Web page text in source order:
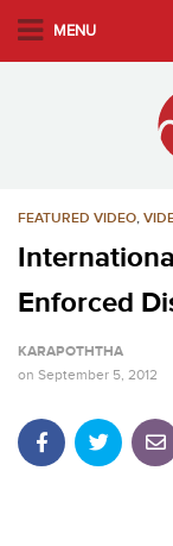
MENU
FEATURED VIDEO,
Enforced
KARAPOTHTHA
on September 5, 2012